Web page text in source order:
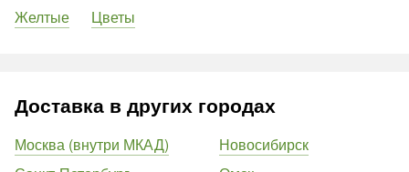
Желтые Цветы
Доставка в других городах
Москва (внутри МКАД)
Новосибирск